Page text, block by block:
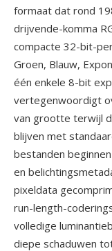
formaat dat rond
drijvende-komma
compacte 32-bit-
Groen, Blauw,
één enkele 8-bit
vertegenwoordigt
van grootte terwijl
blijven met
bestanden
en
pixeldata
run-length-
volledige
diepe schaduwen